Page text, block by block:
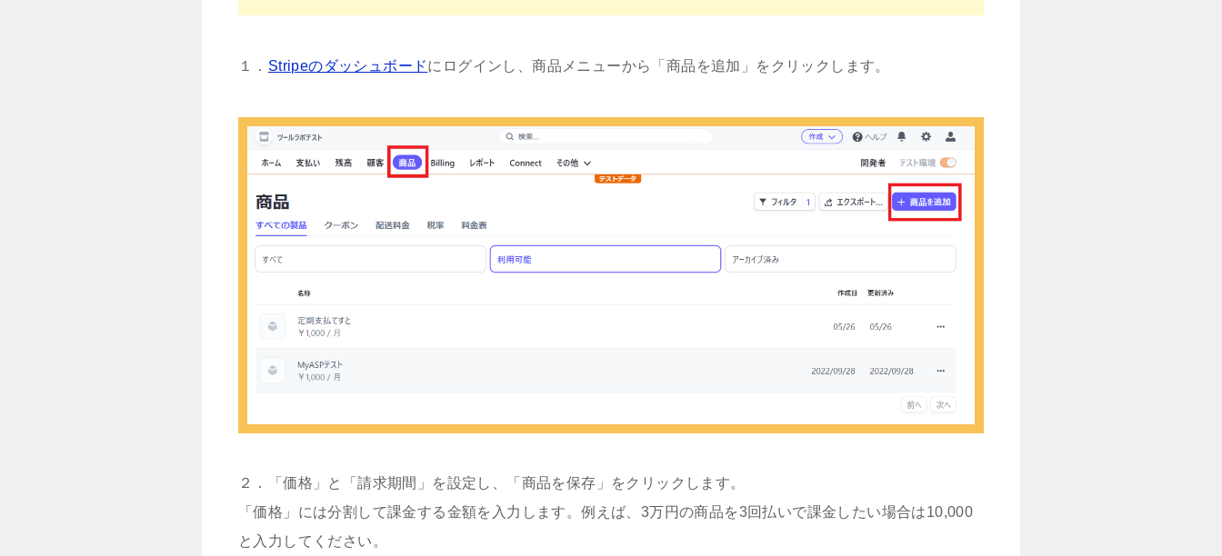
１． Stripeのダッシュボードにログインし、商品メニューから「商品を追加」をクリックします。
２．「価格」と「請求期間」を設定し、「商品を保存」をクリックします。
「価格」には分割して課金する金額を入力します。例えば、3万円の商品を3回払いで課金したい場合は10,000
と入力してください。